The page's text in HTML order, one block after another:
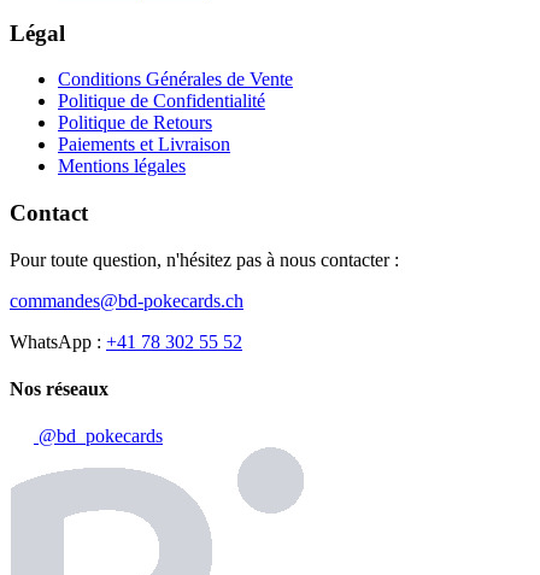
Légal
Conditions Générales de Vente
Politique de Confidentialité
Politique de Retours
Paiements et Livraison
Mentions légales
Contact
Pour toute question, n'hésitez pas à nous contacter :
commandes@bd-pokecards.ch
WhatsApp : +41 78 302 55 52
Nos réseaux
@bd_pokecards